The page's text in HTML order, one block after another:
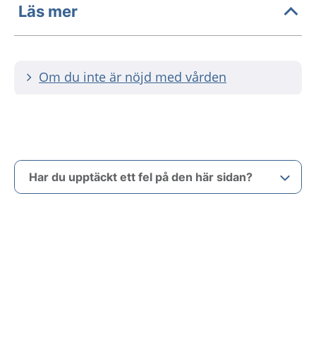
Läs mer
Om du inte är nöjd med vården
Har du upptäckt ett fel på den här sidan?